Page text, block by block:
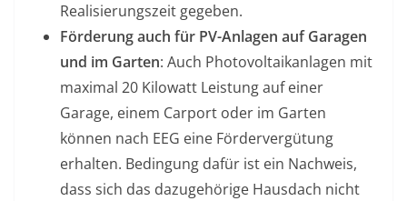
Realisierungszeit gegeben.
Förderung auch für PV-Anlagen auf Garagen
und im Garten: Auch Photovoltaikanlagen mit
maximal 20 Kilowatt Leistung auf einer
Garage, einem Carport oder im Garten
können nach EEG eine Fördervergütung
erhalten. Bedingung dafür ist ein Nachweis,
dass sich das dazugehörige Hausdach nicht